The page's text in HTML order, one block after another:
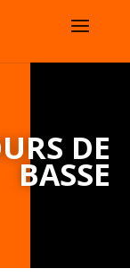
DE
BASSE